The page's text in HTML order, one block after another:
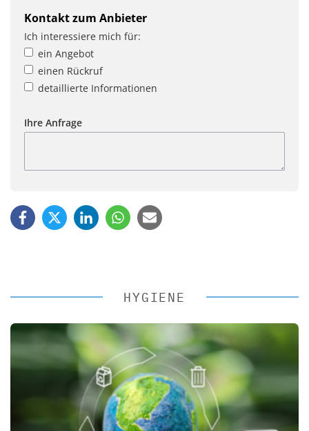
Kontakt zum Anbieter
Ich interessiere mich für:
ein Angebot
einen Rückruf
detaillierte Informationen
Ihre Anfrage
HYGIENE